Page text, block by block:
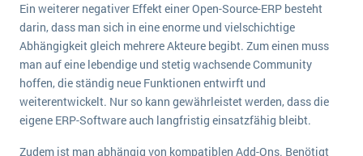
Ein weiterer negativer Effekt einer Open-Source-ERP besteht
darin, dass man sich in eine enorme und vielschichtige
Abhängigkeit gleich mehrere Akteure begibt. Zum einen muss
man auf eine lebendige und stetig wachsende Community
hoffen, die ständig neue Funktionen entwirft und
weiterentwickelt. Nur so kann gewährleistet werden, dass die
eigene ERP-Software auch langfristig einsatzfähig bleibt.
Zudem ist man abhängig von kompatiblen Add-Ons. Benötigt